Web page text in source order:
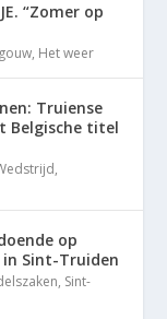
“Zomer op
, Het weer
Truiense
Belgische titel
,
op
Sint-Truiden
, Sint-